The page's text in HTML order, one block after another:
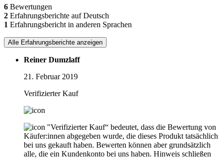
6 Bewertungen
2 Erfahrungsberichte auf Deutsch
1 Erfahrungsbericht in anderen Sprachen
Alle Erfahrungsberichte anzeigen
Reiner Dumzlaff
21. Februar 2019
Verifizierter Kauf
"Verifizierter Kauf“ bedeutet, dass die Bewertung von
Käufer:innen abgegeben wurde, die dieses Produkt tatsächlich
bei uns gekauft haben. Bewerten können aber grundsätzlich
alle, die ein Kundenkonto bei uns haben. Hinweis schließen